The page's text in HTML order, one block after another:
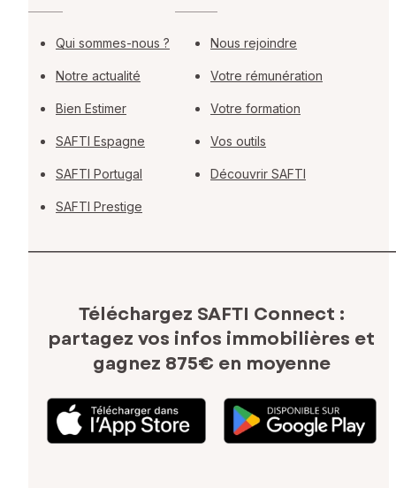
Qui sommes-nous ?
Notre actualité
Bien Estimer
SAFTI Espagne
SAFTI Portugal
SAFTI Prestige
Nous rejoindre
Votre rémunération
Votre formation
Vos outils
Découvrir SAFTI
Téléchargez SAFTI Connect :
partagez vos infos immobilières et
gagnez 875€ en moyenne